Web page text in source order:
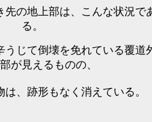
先の地上部は、こんな状況で
る。
うじて倒壊を免れている覆道
が見えるものの、
、跡形もなく消えている。